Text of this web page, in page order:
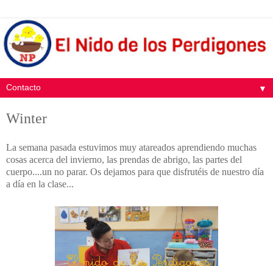
▼
Winter
La semana pasada estuvimos muy atareados aprendiendo muchas
cosas acerca del invierno, las prendas de abrigo, las partes del
cuerpo....un no parar. Os dejamos para que disfrutéis de nuestro día
a día en la clase...